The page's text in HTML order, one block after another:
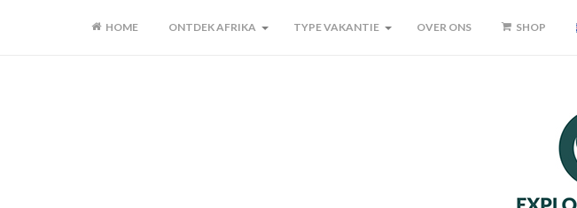
HOME ONTDEK AFRIKA TYPE VAKANTIE OVER ONS SHOP